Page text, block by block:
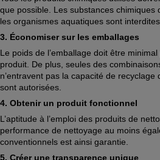
que possible. Les substances chimiques
les organismes aquatiques sont
3. Économiser sur les emballages
Le poids de l’emballage doit être
produit. De plus, seules des
n’entravent pas la capacité de
sont autorisées.
4. Obtenir un produit fonctionnel
L’aptitude à l’emploi des produits de
performance de nettoyage au moins
conventionnels est ainsi garantie.
5. Créer une transparence unique